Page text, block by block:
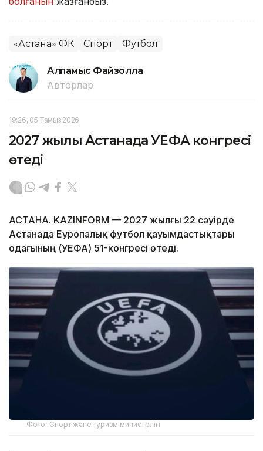
«Астана» ФК Спорт Футбол
Алпамыс Файзолла
Авторлар
19:26, 05 Тамыз 2026
2027 жылы Астанада УЕФА конгресі
өтеді
АСТАНА. KAZINFORM — 2027 жылғы 22 сәуірде
Астанада Еуропалық футбол қауымдастықтары
одағының (УЕФА) 51-конгресі өтеді.
Фото: Спорт және туризм министрлігі